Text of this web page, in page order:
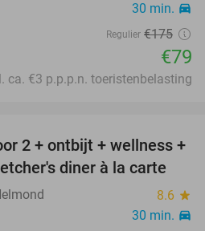
30 min. directions_car
Regulier €175
€79
ca. €3 p.p.p.n. toeristenbelasting
21%
2 + ontbijt + wellness +
diner à la carte
8.6 star
30 min. directions_car